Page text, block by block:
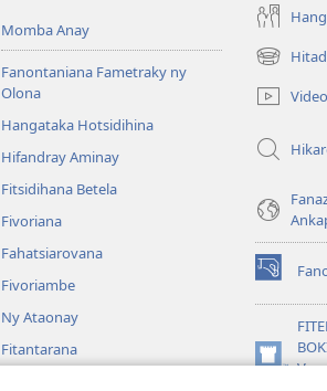
Momba Anay
Fanontaniana Fametraky ny
Olona
Hangataka Hotsidihina
Hifandray Aminay
Fitsidihana Betela
Fivoriana
Fahatsiarovana
Fivoriambe
Ny Ataonay
Fitantarana
rohy) Video
rohy)